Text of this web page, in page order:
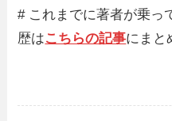
# これまでに著者が乗っ
歴はこちらの記事にまと